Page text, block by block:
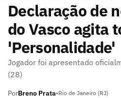
Declaração de
do Vasco agita
'Personalidade'
Jogador foi apresentado
(28)
PorBreno Prata•Rio de Janeiro (RJ)